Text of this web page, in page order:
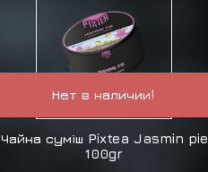
Нет в наличии!
Чайна суміш Pixtea Jasmin pie
100gr